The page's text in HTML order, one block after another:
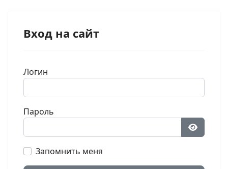
Вход на сайт
Логин
Пароль
Запомнить меня